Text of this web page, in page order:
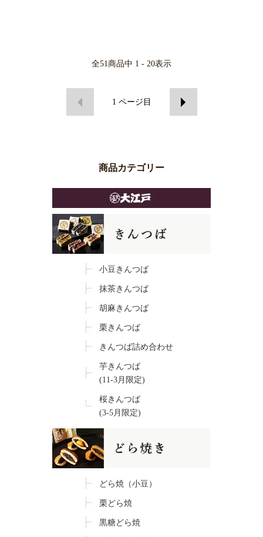
全51商品中 1 - 20表示
1 ページ目
商品カテゴリー
小豆きんつば
抹茶きんつば
胡麻きんつば
栗きんつば
きんつば詰め合わせ
芋きんつば
(11-3月限定)
桜きんつば
(3-5月限定)
どら焼（小豆）
栗どら焼
黒糖どら焼